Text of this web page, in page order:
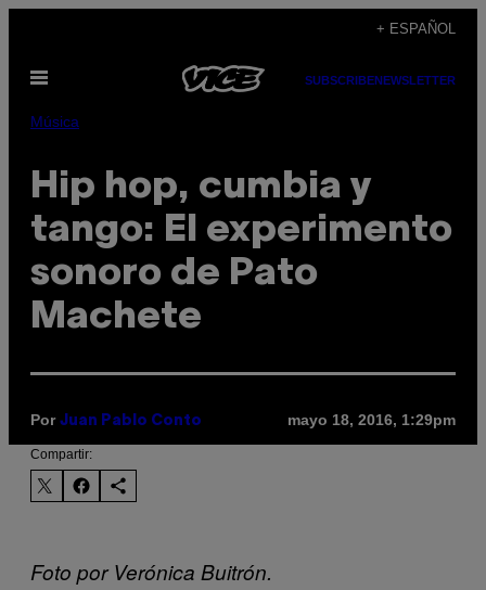
contenido
+ ESPAÑOL
Abrir
SUBSCRIBENEWSLETTER
Música
Hip hop, cumbia y
tango: El experimento
sonoro de Pato
Machete
Por Juan Pablo Conto mayo 18, 2016, 1:29pm
Compartir:
Foto por Verónica Buitrón.